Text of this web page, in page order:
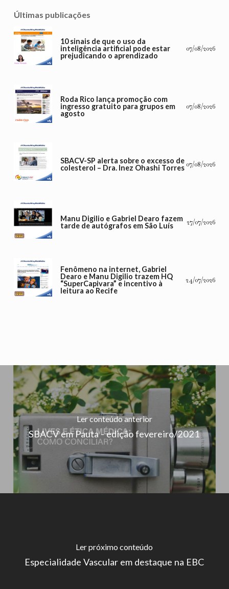
Últimas publicações
10 sinais de que o uso da
inteligência artificial pode estar
prejudicando o aprendizado
07/08/2026
Roda Rico lança promoção com
ingresso gratuito para grupos em
agosto
07/08/2026
SBACV-SP alerta sobre o excesso de
colesterol – Dra. Inez Ohashi Torres 07/08/2026
Manu Digilio e Gabriel Dearo fazem
tarde de autógrafos em São Luís
27/07/2026
Fenômeno na internet, Gabriel
Dearo e Manu Digilio trazem HQ
“SuperCapivara” e incentivo à
leitura ao Recife
24/07/2026
Ler conteúdo anterior
SBACV em Pauta - edição fevereiro/2021
Ler próximo conteúdo
Especialidade Vascular em destaque na EBC